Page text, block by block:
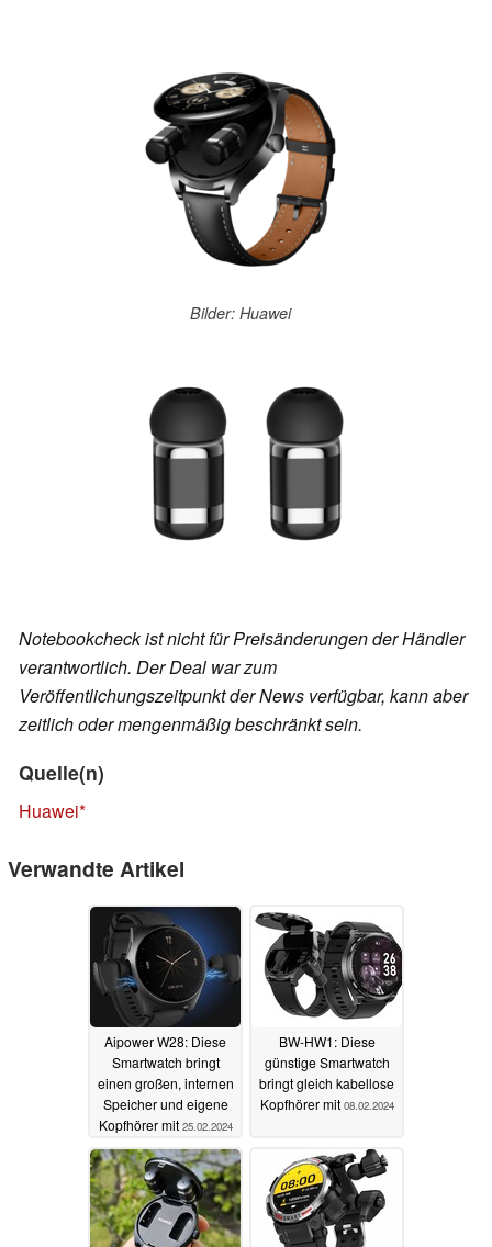
Bilder: Huawei
Notebookcheck ist nicht für Preisänderungen der Händler
verantwortlich. Der Deal war zum
Veröffentlichungszeitpunkt der News verfügbar, kann aber
zeitlich oder mengenmäßig beschränkt sein.
Quelle(n)
Huawei
Verwandte Artikel
Aipower W28: Diese
Smartwatch bringt
einen großen, internen
Speicher und eigene
Kopfhörer mit 25.02.2024
BW-HW1: Diese
günstige Smartwatch
bringt gleich kabellose
Kopfhörer mit 08.02.2024